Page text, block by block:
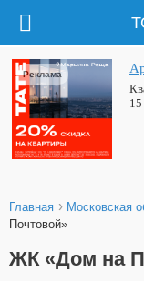
Реклама
Главная › Московская
Почтовой»
ЖК «Дом на